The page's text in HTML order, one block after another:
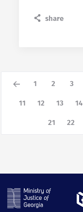
share
1 2 3
11 12 13 14
21 22